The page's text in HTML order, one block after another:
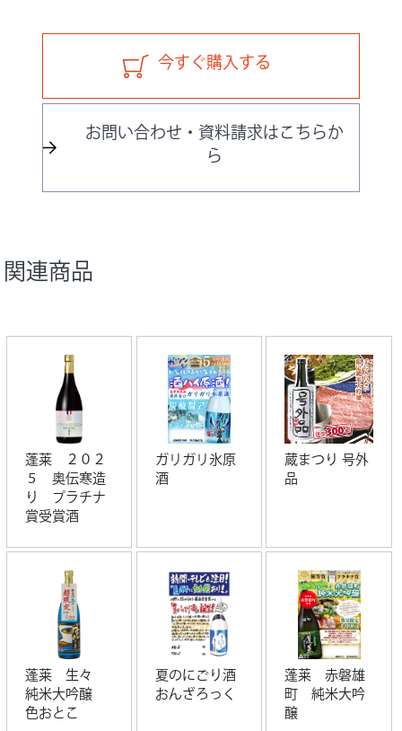
今すぐ購入する
お問い合わせ・資料請求はこちらか
ら
関連商品
蓬莱 ２０２
５ 奥伝寒造
り プラチナ
賞受賞酒
ガリガリ氷原
酒
蔵まつり 号外
品
蓬莱 生々
純米大吟醸
色おとこ
夏のにごり酒
おんざろっく
蓬莱 赤磐雄
町 純米大吟
醸